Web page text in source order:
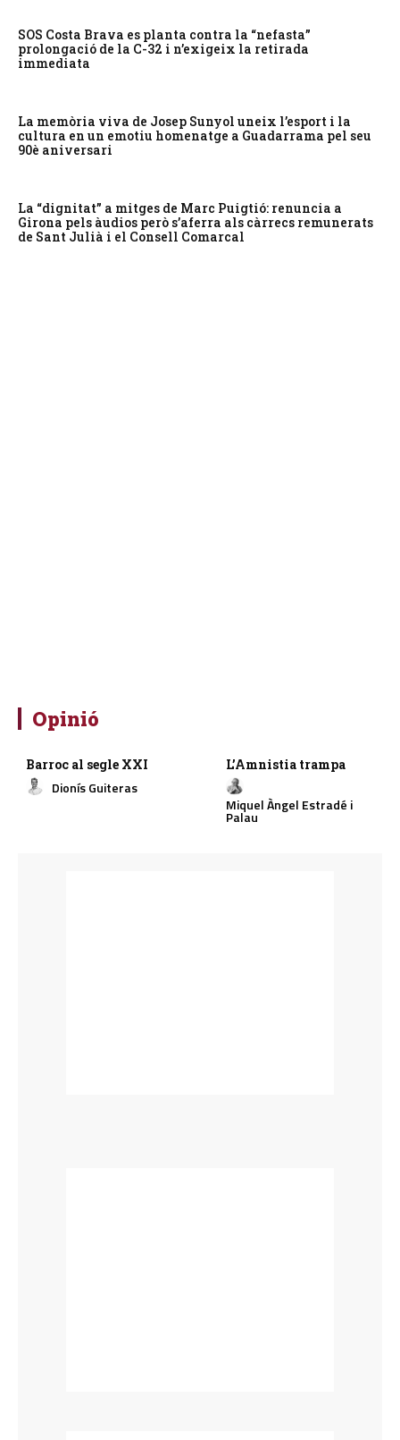
SOS Costa Brava es planta contra la “nefasta”
prolongació de la C-32 i n’exigeix la retirada
immediata
La memòria viva de Josep Sunyol uneix l’esport i la
cultura en un emotiu homenatge a Guadarrama pel seu
90è aniversari
La “dignitat” a mitges de Marc Puigtió: renuncia a
Girona pels àudios però s’aferra als càrrecs remunerats
de Sant Julià i el Consell Comarcal
Opinió
Barroc al segle XXI
Dionís Guiteras
L’Amnistia trampa
Miquel Àngel Estradé i
Palau